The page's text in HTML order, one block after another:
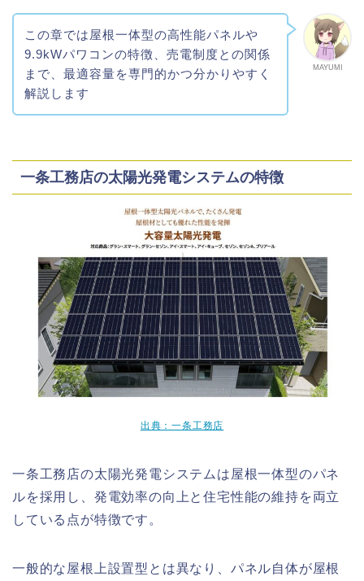
MAYUMI
この章では屋根一体型の高性能パネルや
9.9kWパワコンの特徴、売電制度との関係
まで、最適容量を専門的かつ分かりやすく
解説します
一条工務店の太陽光発電システムの特徴
出典：一条工務店
一条工務店の太陽光発電システムは屋根一体型のパネ
ルを採用し、発電効率の向上と住宅性能の維持を両立
している点が特徴です。
一般的な屋根上設置型とは異なり、パネル自体が屋根